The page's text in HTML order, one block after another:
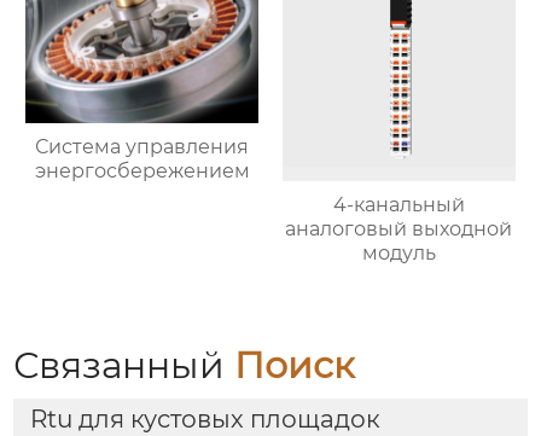
Система управления
энергосбережением
4-канальный
аналоговый выходной
модуль
Связанный Поиск
Rtu для кустовых площадок